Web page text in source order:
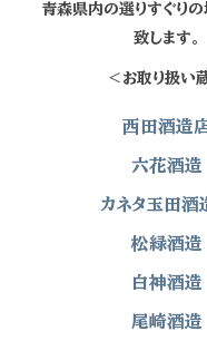
青森県内の選りすぐり
致します。
＜お取り扱い
西田酒造
六花酒造
カネタ玉田酒
松緑酒造
白神酒造
尾崎酒造